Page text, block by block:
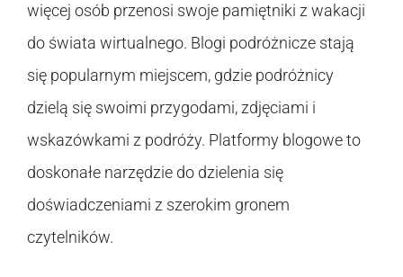
więcej osób przenosi swoje pamiętniki z wakacji
do świata wirtualnego. Blogi podróżnicze stają
się popularnym miejscem, gdzie podróżnicy
dzielą się swoimi przygodami, zdjęciami i
wskazówkami z podróży. Platformy blogowe to
doskonałe narzędzie do dzielenia się
doświadczeniami z szerokim gronem
czytelników.